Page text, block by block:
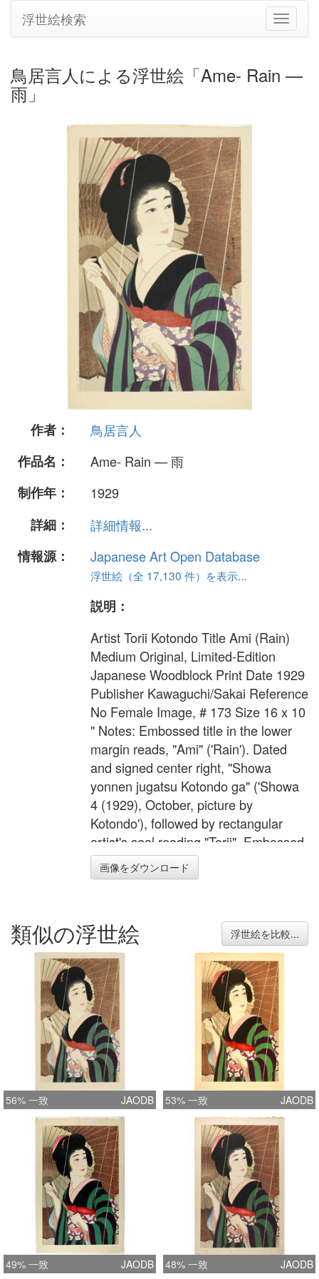
ナ
ビ
シ
浮世絵検索
鳥居言人による浮世絵「Ame- Rain —
雨」
作者：
鳥居言人
作品名：
Ame- Rain — 雨
制作年：
1929
詳細：
詳細情報...
情報源：
Japanese Art Open Database
浮世絵（全 17,130 件）を表示...
説明：
Artist Torii Kotondo Title Ami (Rain)
Medium Original, Limited-Edition
Japanese Woodblock Print Date 1929
Publisher Kawaguchi/Sakai Reference
No Female Image, # 173 Size 16 x 10
" Notes: Embossed title in the lower
margin reads, "Ami" ('Rain'). Dated
and signed center right, "Showa
yonnen jugatsu Kotondo ga" ('Showa
4 (1929), October, picture by
Kotondo'), followed by rectangular
artist's seal reading "Torii". Embossed
joint publisher's seal in the lower left
margin of Sakai and Kawaguchi.
画像をダウンロード
類似の浮世絵 浮世絵を比較...
56% 一致 JAODB 53% 一致 JAODB
49% 一致 JAODB 48% 一致 JAODB